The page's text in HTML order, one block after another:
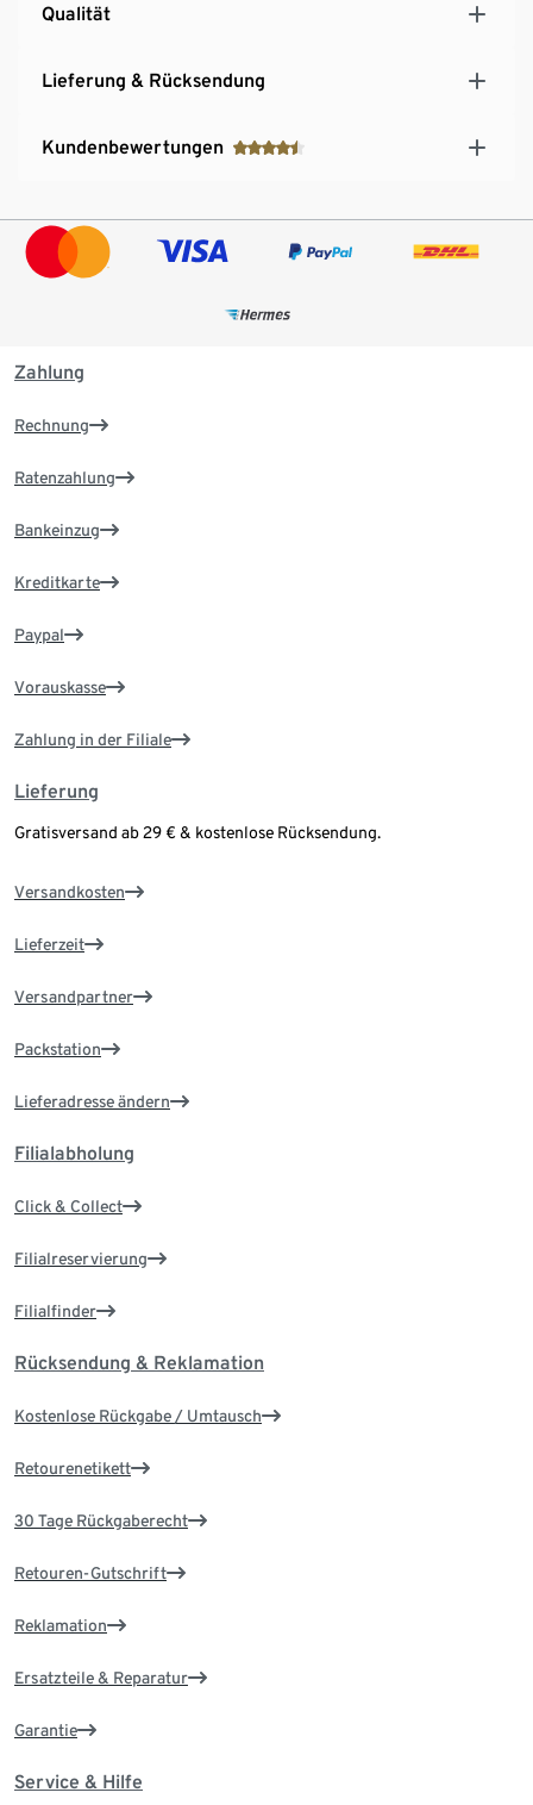
Qualität
Lieferung & Rücksendung
Kundenbewertungen
Zahlung
Rechnung
Ratenzahlung
Bankeinzug
Kreditkarte
Paypal
Vorauskasse
Zahlung in der Filiale
Lieferung
Gratisversand ab 29 € & kostenlose Rücksendung.
Versandkosten
Lieferzeit
Versandpartner
Packstation
Lieferadresse ändern
Filialabholung
Click & Collect
Filialreservierung
Filialfinder
Rücksendung & Reklamation
Kostenlose Rückgabe / Umtausch
Retourenetikett
30 Tage Rückgaberecht
Retouren-Gutschrift
Reklamation
Ersatzteile & Reparatur
Garantie
Service & Hilfe